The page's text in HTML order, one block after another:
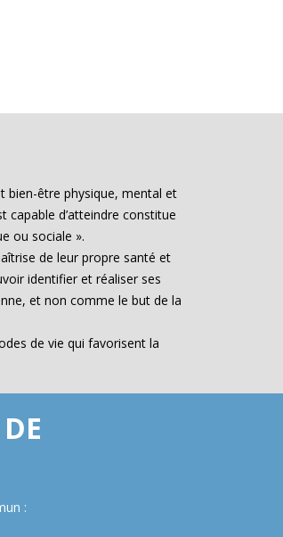
bien-être physique, mental et
capable d’atteindre constitue
ou sociale ».
de leur propre santé et
identifier et réaliser ses
et non comme le but de la
de vie qui favorisent la
: